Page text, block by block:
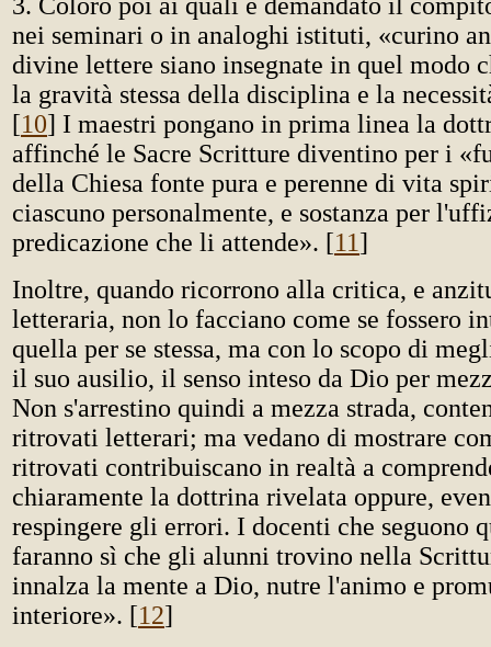
nei seminari o in analoghi istituti, «curino
divine lettere siano insegnate in quel modo
la gravità stessa della disciplina e la
[10] I maestri pongano in prima linea la
affinché le Sacre Scritture diventino per i
della Chiesa fonte pura e perenne di vita
ciascuno personalmente, e sostanza per
predicazione che li attende». [11]
Inoltre, quando ricorrono alla critica, e
letteraria, non lo facciano come se fossero
quella per se stessa, ma con lo scopo di
il suo ausilio, il senso inteso da Dio per
Non s'arrestino quindi a mezza strada,
ritrovati letterari; ma vedano di mostrare
ritrovati contribuiscano in realtà a
chiaramente la dottrina rivelata oppure,
respingere gli errori. I docenti che seguono
faranno sì che gli alunni trovino nella
innalza la mente a Dio, nutre l'animo e
interiore». [12]